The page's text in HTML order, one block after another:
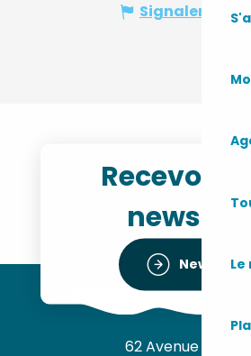
Signaler une
Recevoir
62 Avenue de